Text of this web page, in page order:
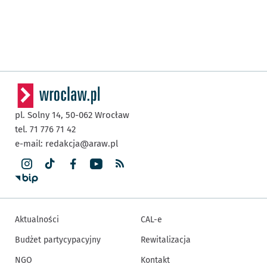
pl. Solny 14, 50-062 Wrocław
tel. 71 776 71 42
e-mail: redakcja@araw.pl
Aktualności
Budżet partycypacyjny
NGO
CAL-e
Rewitalizacja
Kontakt